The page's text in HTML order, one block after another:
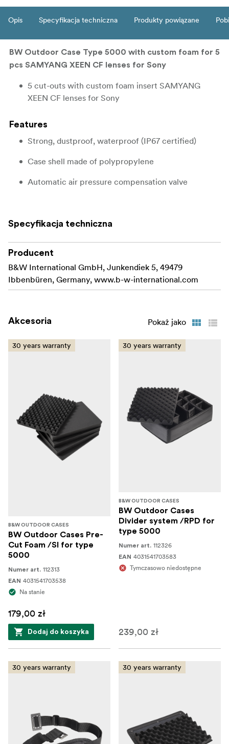
Opis Specyfikacja techniczna Produkty powiązane
BW Outdoor Case Type 5000 with custom foam for 5
pcs SAMYANG XEEN CF lenses for Sony
5 cut-outs with custom foam insert SAMYANG
XEEN CF lenses for Sony
Features
Strong, dustproof, waterproof (IP67 certified)
Case shell made of polypropylene
Automatic air pressure compensation valve
Rubberized handle
Stackable
Two eyelets for padlocks
Optional accessories: carry strap, backpack system,
Specyfikacja techniczna
Producent
B&W International GmbH, Junkendiek 5, 49479
Ibbenbüren, Germany, www.b-w-international.com
Akcesoria Pokaż jako
30 years warranty
B&W OUTDOOR CASES
BW Outdoor Cases Pre-
Cut Foam /SI for type
5000
Numer art. 112313
EAN 4031541703538
Na stanie
179,00 zł
Dodaj do koszyka
30 years warranty
B&W OUTDOOR CASES
BW Outdoor Cases
Divider system /RPD for
type 5000
Numer art. 112326
EAN 4031541703583
Tymczasowo niedostępne
239,00 zł
30 years warranty 30 years warranty